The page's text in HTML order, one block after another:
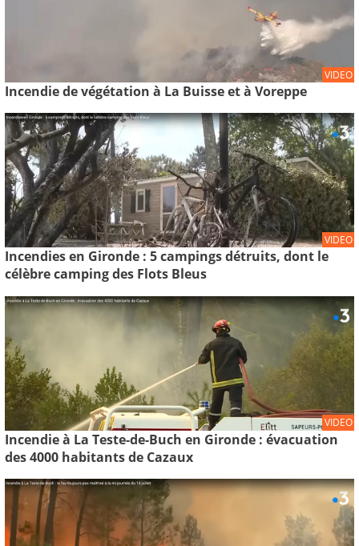
VIDEO
Incendie de végétation à La Buisse et à Voreppe
VIDEO
Incendies en Gironde : 5 campings détruits, dont le
célèbre camping des Flots Bleus
VIDEO
Incendie à La Teste-de-Buch en Gironde : évacuation
des 4000 habitants de Cazaux